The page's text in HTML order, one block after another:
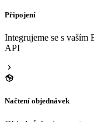
Připojení
Integrujeme se s vaším
API
Načtení objednávek